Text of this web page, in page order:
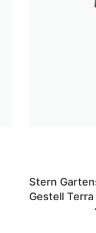
Stern
Gestell Terra